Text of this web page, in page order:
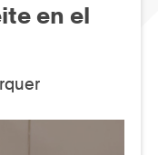
en el